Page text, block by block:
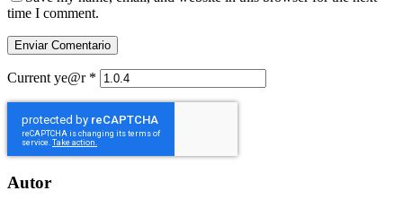
time I comment.
Current ye@r *
Autor